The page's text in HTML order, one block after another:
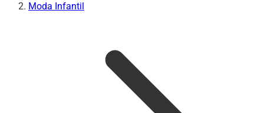
Moda Infantil